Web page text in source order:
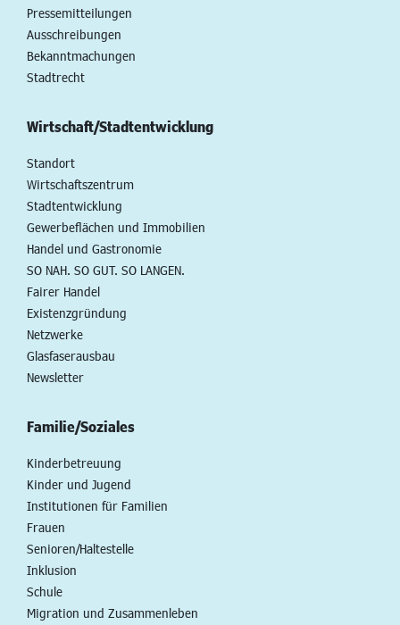
Pressemitteilungen
Ausschreibungen
Bekanntmachungen
Stadtrecht
Wirtschaft/Stadtentwicklung
Standort
Wirtschaftszentrum
Stadtentwicklung
Gewerbeflächen und Immobilien
Handel und Gastronomie
SO NAH. SO GUT. SO LANGEN.
Fairer Handel
Existenzgründung
Netzwerke
Glasfaserausbau
Newsletter
Familie/Soziales
Kinderbetreuung
Kinder und Jugend
Institutionen für Familien
Frauen
Senioren/Haltestelle
Inklusion
Schule
Migration und Zusammenleben